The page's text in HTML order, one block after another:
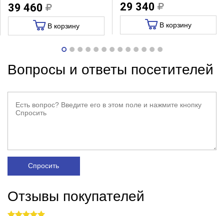
39 460
В корзину
29 340
В корзину
Вопросы и ответы посетителей
Спросить
Отзывы покупателей